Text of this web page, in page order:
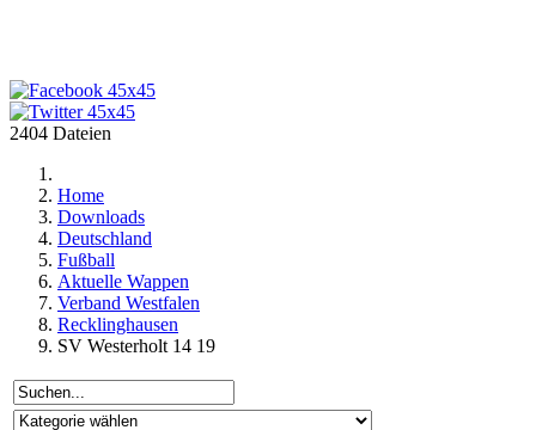
2404 Dateien
Home
Downloads
Deutschland
Fußball
Aktuelle Wappen
Verband Westfalen
Recklinghausen
SV Westerholt 14 19